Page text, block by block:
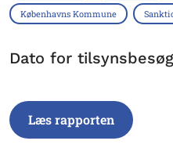
Københavns Kommune
Dato for
Læs rapporten